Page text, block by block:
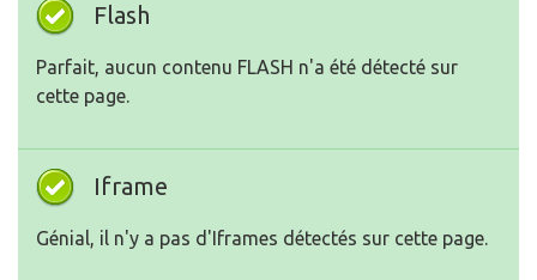
Flash
Parfait, aucun contenu FLASH n'a été détecté sur
cette page.
Iframe
Génial, il n'y a pas d'Iframes détectés sur cette page.